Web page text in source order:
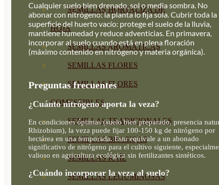
SEMILLAS HORTALIZA DE
HOJA
SEMILLAS AROMÁTICAS
SEMILLAS FLORES
SEMILLAS FLORES
COMESTIBLES
SEMILLAS TRADICIONALES
SEMILLAS BRASICAS
SEMILLAS RAÍZ
SEMILLAS LEGUMINOSAS
Cualquier suelo bien drenado, sol o media sombra. No
abonar con nitrógeno: la planta lo fija sola. Cubrir toda la
superficie del huerto vacío: protege el suelo de la lluvia,
mantiene humedad y reduce adventicias. En primavera,
incorporar al suelo cuando está en plena floración
(máximo contenido en nitrógeno y materia orgánica).
Preguntas frecuentes
¿Cuánto nitrógeno aporta la veza?
En condiciones óptimas (suelo bien preparado, presencia
Rhizobium), la veza puede fijar 100-150 kg de nitrógeno por
hectárea en una temporada. Esto equivale a un abonado
significativo de nitrógeno para el cultivo siguiente,
valioso en agricultura ecológica sin fertilizantes sintéticos.
¿Cuándo incorporar la veza al suelo?